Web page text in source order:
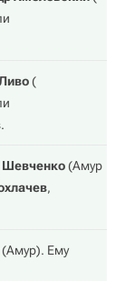
(
.
(Амур
,
(Амур). Ему